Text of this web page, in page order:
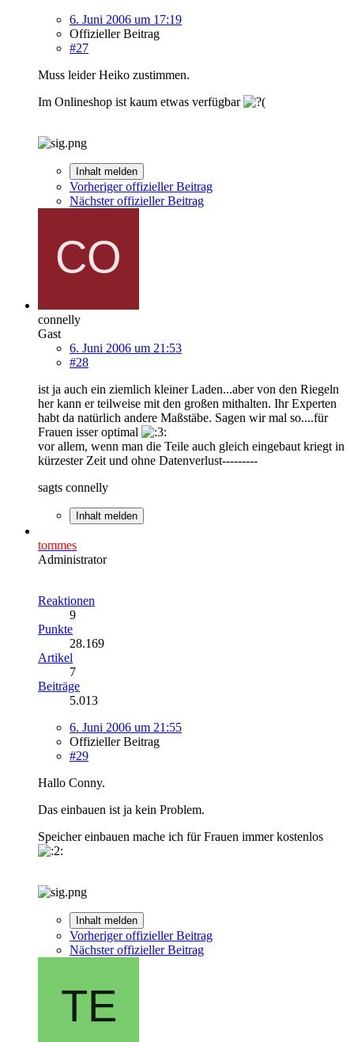
6. Juni 2006 um 17:19
Offizieller Beitrag
#27
Muss leider Heiko zustimmen.
Im Onlineshop ist kaum etwas verfügbar
Inhalt melden
Vorheriger offizieller Beitrag
Nächster offizieller Beitrag
connelly
Gast
6. Juni 2006 um 21:53
#28
ist ja auch ein ziemlich kleiner Laden...aber von den Riegeln
her kann er teilweise mit den großen mithalten. Ihr Experten
habt da natürlich andere Maßstäbe. Sagen wir mal so....für
Frauen isser optimal
vor allem, wenn man die Teile auch gleich eingebaut kriegt in
kürzester Zeit und ohne Datenverlust---------
sagts connelly
Inhalt melden
tommes
Administrator
Reaktionen
9
Punkte
28.169
Artikel
7
Beiträge
5.013
6. Juni 2006 um 21:55
Offizieller Beitrag
#29
Hallo Conny.
Das einbauen ist ja kein Problem.
Speicher einbauen mache ich für Frauen immer kostenlos
Inhalt melden
Vorheriger offizieller Beitrag
Nächster offizieller Beitrag